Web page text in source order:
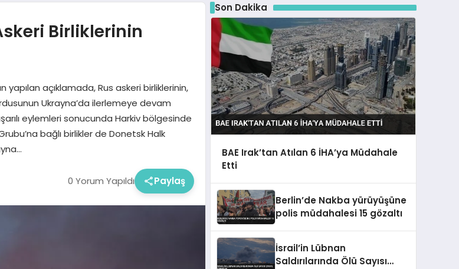
Birliklerinin
yapılan açıklamada, Rus askeri birliklerinin,
Ukrayna’da ilerlemeye devam
eylemleri sonucunda Harkiv bölgesinde
bağlı birlikler de Donetsk Halk
0 Yorum Yapıldı Paylaş
Son Dakika
BAE Irak’tan Atılan 6 İHA’ya Müdahale
Etti
Berlin’de Nakba yürüyüşüne
polis müdahalesi 15 gözaltı
İsrail’in Lübnan
Saldırılarında Ölü Sayısı